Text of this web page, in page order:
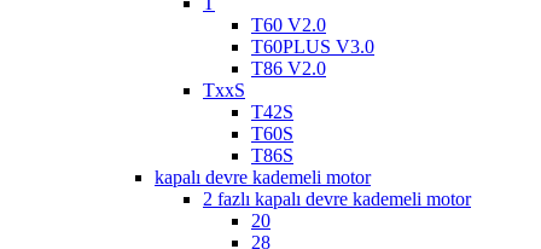
T60 V2.0
T60PLUS V3.0
T86 V2.0
TxxS
T42S
T60S
T86S
kapalı devre kademeli motor
2 fazlı kapalı devre kademeli motor
20
28